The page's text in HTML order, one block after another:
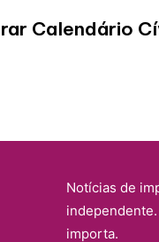
Calendário
Notícias de
importa.